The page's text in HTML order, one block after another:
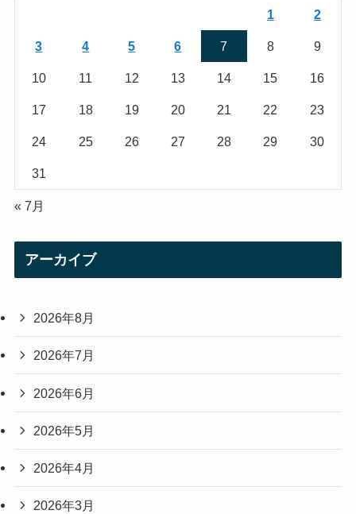
1 2
3 4 5 6 7 8 9
10 11 12 13 14 15 16
17 18 19 20 21 22 23
24 25 26 27 28 29 30
31
« 7月
アーカイブ
2026年8月
2026年7月
2026年6月
2026年5月
2026年4月
2026年3月